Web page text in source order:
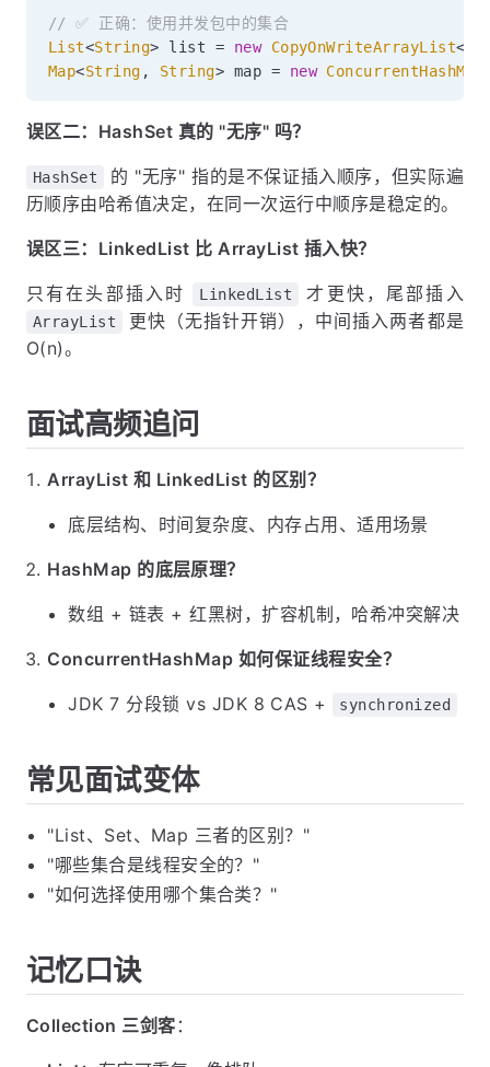
// ✅ 正确：使用并发包中的集合
List<String> list = new CopyOnWriteArrayList<
Map<String , String> map = new ConcurrentHashMap
误区二：HashSet 真的 "无序" 吗？
HashSet
的 "无序" 指的是不保证插入顺序，但实际遍
历顺序由哈希值决定，在同一次运行中顺序是稳定的。
误区三：LinkedList 比 ArrayList 插入快？
只有在头部插入时 LinkedList 才更快，尾部插入
ArrayList
更快（无指针开销），中间插入两者都是
O(n)。
面试高频追问
ArrayList 和 LinkedList 的区别？
底层结构、时间复杂度、内存占用、适用场景
HashMap 的底层原理？
数组 + 链表 + 红黑树，扩容机制，哈希冲突解决
ConcurrentHashMap 如何保证线程安全？
JDK 7 分段锁 vs JDK 8 CAS + synchronized
常见面试变体
"List、Set、Map 三者的区别？"
"哪些集合是线程安全的？"
"如何选择使用哪个集合类？"
记忆口诀
Collection 三剑客 ：